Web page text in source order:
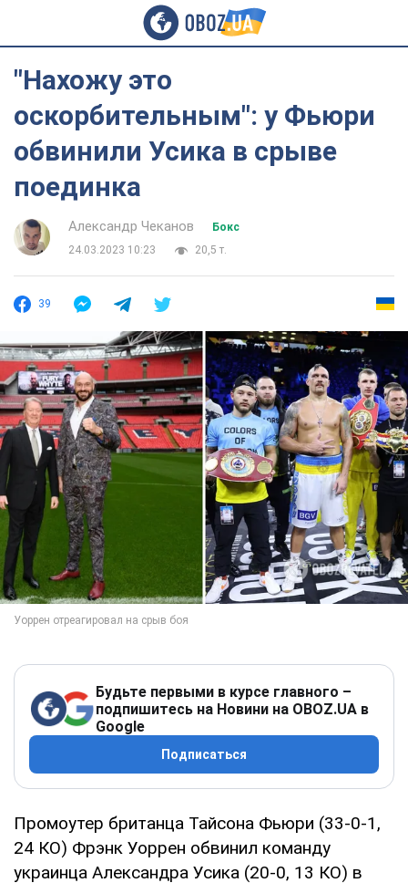
"Нахожу это
оскорбительным": у Фьюри
обвинили Усика в срыве
поединка
Александр Чеканов
Бокс
24.03.2023 10:23
20,5 т.
39
Будьте первыми в курсе главного –
подпишитесь на Новини на OBOZ.UA в
Google
Подписаться
Промоутер британца Тайсона Фьюри (33-0-1,
24 КО) Фрэнк Уоррен обвинил команду
украинца Александра Усика (20-0, 13 КО) в